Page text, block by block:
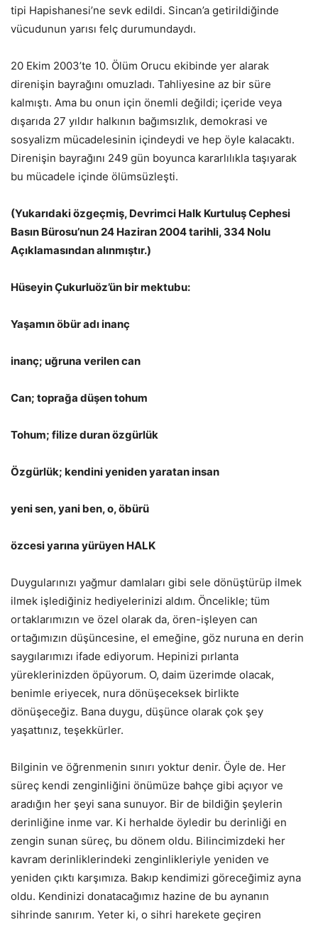
tipi Hapishanesi’ne sevk edildi. Sincan’a getirildiğinde
vücudunun yarısı felç durumundaydı.
20 Ekim 2003’te 10. Ölüm Orucu ekibinde yer alarak
direnişin bayrağını omuzladı. Tahliyesine az bir süre
kalmıştı. Ama bu onun için önemli değildi; içeride veya
dışarıda 27 yıldır halkının bağımsızlık, demokrasi ve
sosyalizm mücadelesinin içindeydi ve hep öyle kalacaktı.
Direnişin bayrağını 249 gün boyunca kararlılıkla taşıyarak
bu mücadele içinde ölümsüzleşti.
(Yukarıdaki özgeçmiş, Devrimci Halk Kurtuluş Cephesi
Basın Bürosu’nun 24 Haziran 2004 tarihli, 334 Nolu
Açıklamasından alınmıştır.)
Hüseyin Çukurluöz’ün bir mektubu:
Yaşamın öbür adı inanç
inanç; uğruna verilen can
Can; toprağa düşen tohum
Tohum; filize duran özgürlük
Özgürlük; kendini yeniden yaratan insan
yeni sen, yani ben, o, öbürü
özcesi yarına yürüyen HALK
Duygularınızı yağmur damlaları gibi sele dönüştürüp ilmek
ilmek işlediğiniz hediyelerinizi aldım. Öncelikle; tüm
ortaklarımızın ve özel olarak da, ören-işleyen can
ortağımızın düşüncesine, el emeğine, göz nuruna en derin
saygılarımızı ifade ediyorum. Hepinizi pırlanta
yüreklerinizden öpüyorum. O, daim üzerimde olacak,
benimle eriyecek, nura dönüşeceksek birlikte
dönüşeceğiz. Bana duygu, düşünce olarak çok şey
yaşattınız, teşekkürler.
Bilginin ve öğrenmenin sınırı yoktur denir. Öyle de. Her
süreç kendi zenginliğini önümüze bahçe gibi açıyor ve
aradığın her şeyi sana sunuyor. Bir de bildiğin şeylerin
derinliğine inme var. Ki herhalde öyledir bu derinliği en
zengin sunan süreç, bu dönem oldu. Bilincimizdeki her
kavram derinliklerindeki zenginlikleriyle yeniden ve
yeniden çıktı karşımıza. Bakıp kendimizi göreceğimiz ayna
oldu. Kendinizi donatacağımız hazine de bu aynanın
sihrinde sanırım. Yeter ki, o sihri harekete geçiren